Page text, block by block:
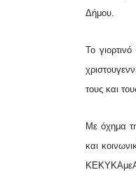
Δήμου.
Το
τους και
Με όχημα
και
ΚΕΚΥΚΑμεΑ